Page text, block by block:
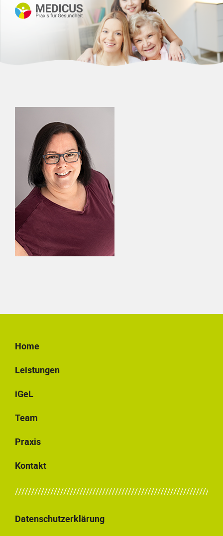
Home
Leistungen
iGeL
Team
Praxis
Kontakt
Datenschutzerklärung